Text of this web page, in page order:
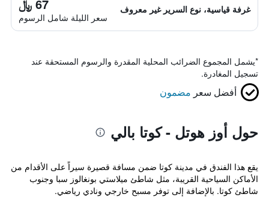
غرفة قياسية، نوع السرير غير معروف 67 ﷼
سعر الليلة شامل الرسوم
*يشمل المجموع الضرائب المحلية المقدرة والرسوم المستحقة عند
تسجيل المغادرة.
أفضل سعر مضمون
حول أوز هوتل - كوتا بالي
يقع هذا الفندق في مدينة كوتا ضمن مسافة قصيرة سيراً على الأقدام من
الأماكن السياحية القريبة، مثل شاطئ ميلاستي بونغالوز سبا وجنوب
شاطئ كوتا. بالإضافة إلى توفر مسبح خارجي ونادي رياضي.